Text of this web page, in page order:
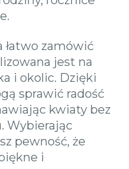
łatwo zamówić
jest na
i okolic. Dzięki
sprawić radość
kwiaty bez
Wybierając
pewność, że
i